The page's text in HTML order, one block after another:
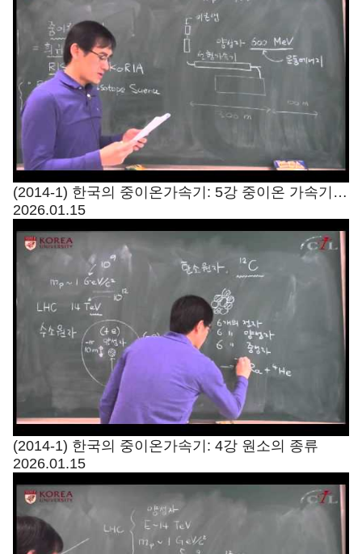
(2014-1) 한국의 중이온가속기: 5강 중이온 가속기의
목표
2026.01.15
(2014-1) 한국의 중이온가속기: 4강 원소의 종류
2026.01.15